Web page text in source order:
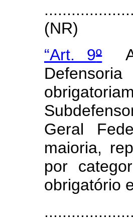
(NR)
“Art. 9ºA
Geral
maioria,
por
obrigatório